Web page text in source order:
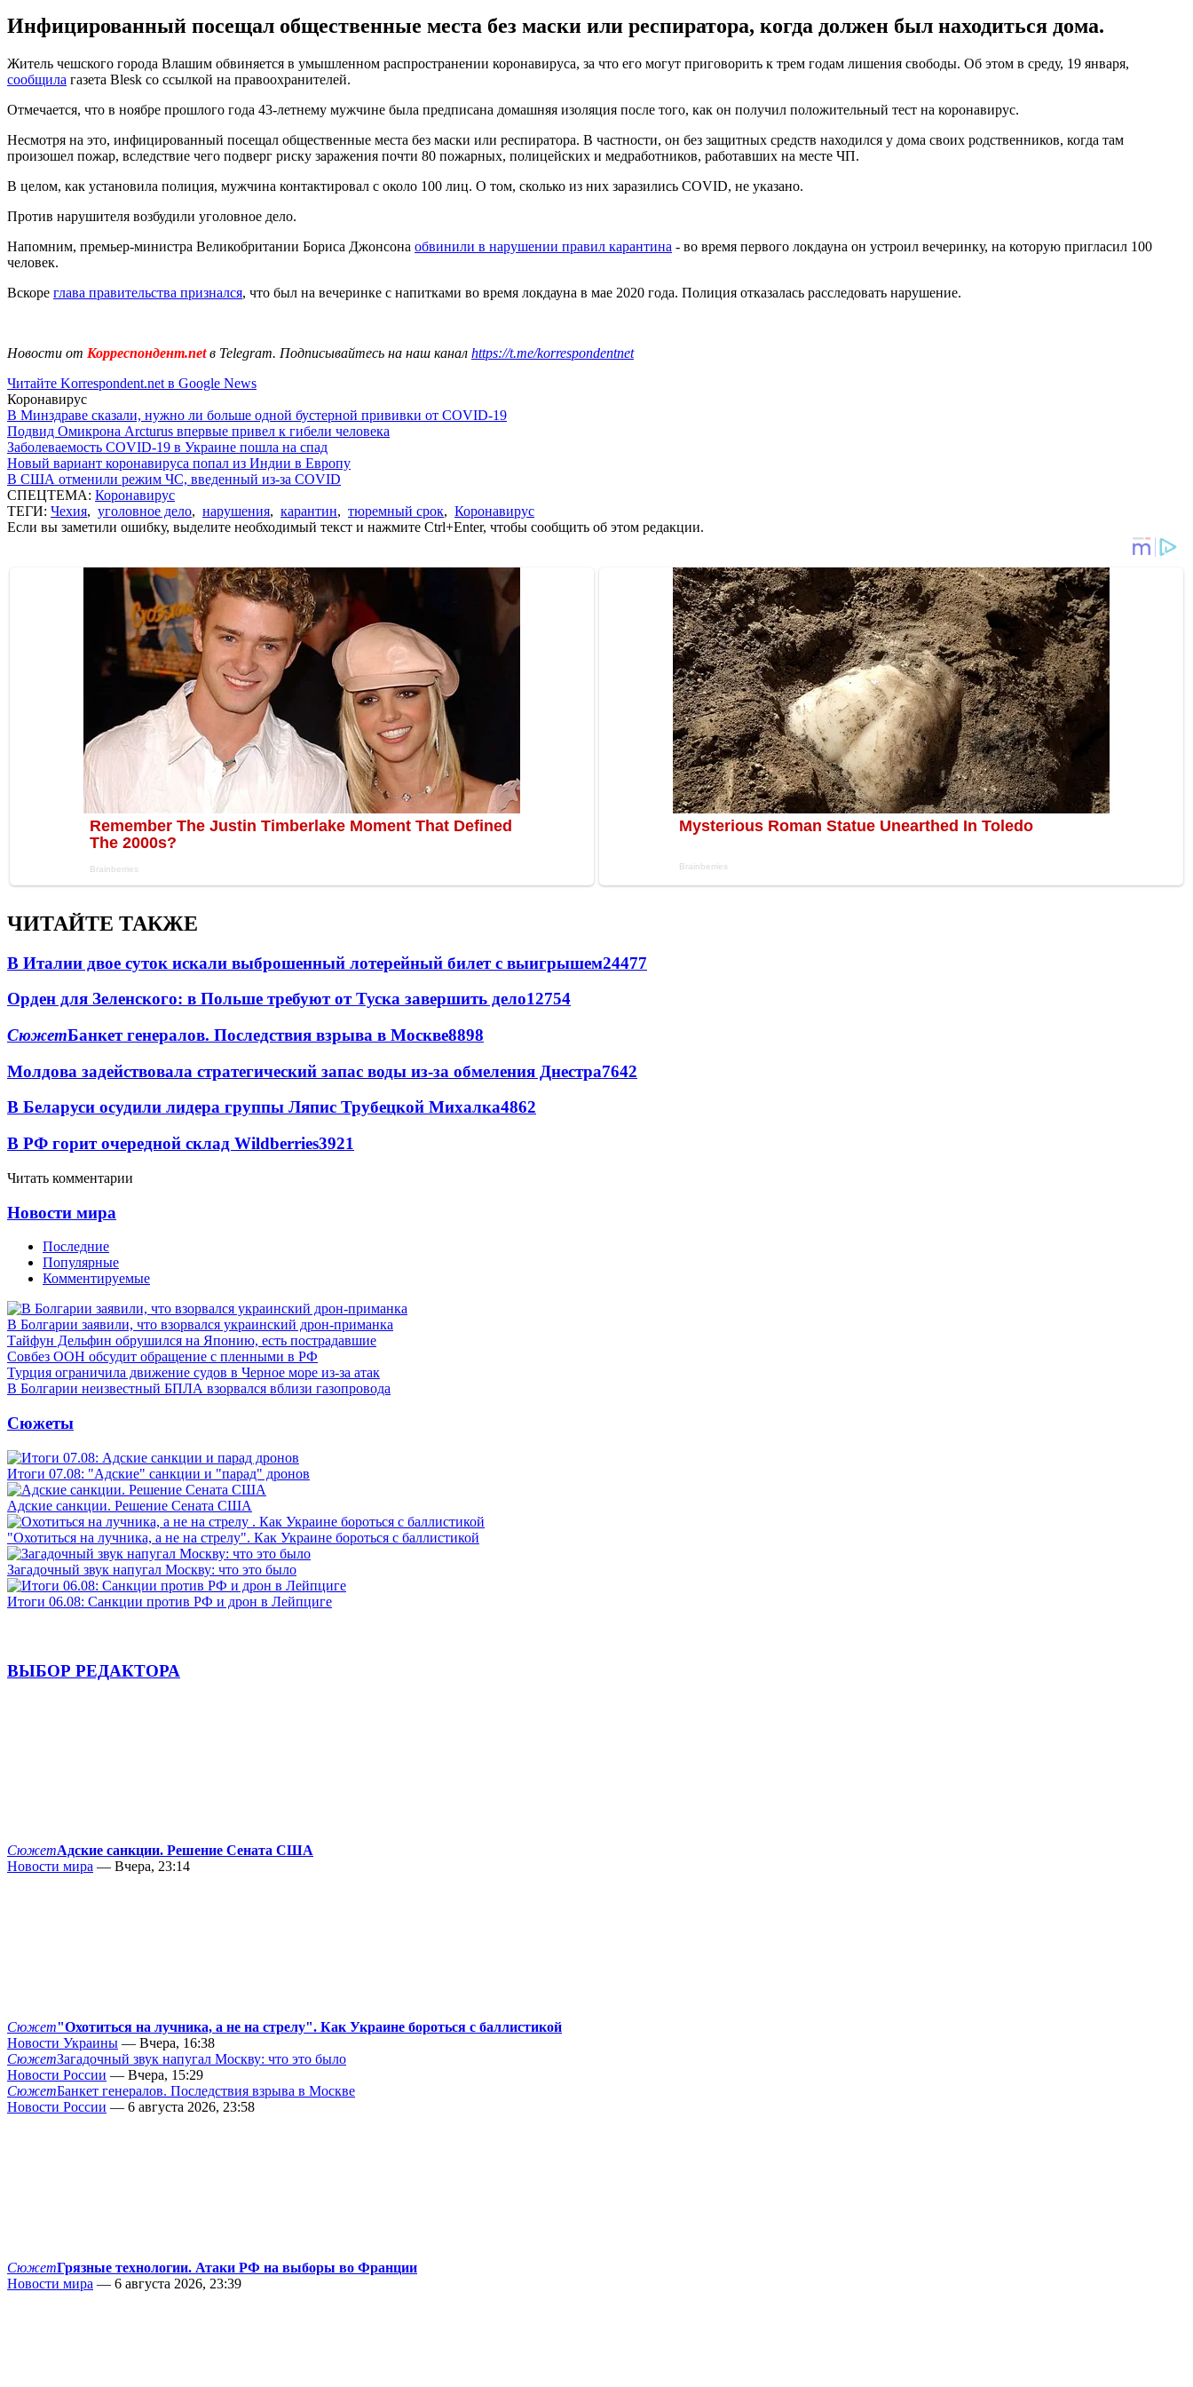
Инфицированный посещал общественные места без маски или респиратора, когда должен был находиться дома.
Житель чешского города Влашим обвиняется в умышленном распространении коронавируса, за что его могут приговорить к трем годам лишения свободы. Об этом в среду, 19 января,
сообщила газета Вlesk со ссылкой на правоохранителей.
Отмечается, что в ноябре прошлого года 43-летнему мужчине была предписана домашняя изоляция после того, как он получил положительный тест на коронавирус.
Несмотря на это, инфицированный посещал общественные места без маски или респиратора. В частности, он без защитных средств находился у дома своих родственников, когда там
произошел пожар, вследствие чего подверг риску заражения почти 80 пожарных, полицейских и медработников, работавших на месте ЧП.
В целом, как установила полиция, мужчина контактировал с около 100 лиц. О том, сколько из них заразились COVID, не указано.
Против нарушителя возбудили уголовное дело.
Напомним, премьер-министра Великобритании Бориса Джонсона обвинили в нарушении правил карантина - во время первого локдауна он устроил вечеринку, на которую пригласил 100
человек.
Вскоре глава правительства признался, что был на вечеринке с напитками во время локдауна в мае 2020 года. Полиция отказалась расследовать нарушение.
Новости от Корреспондент.netв Telegram. Подписывайтесь на наш канал https://t.me/korrespondentnet
Читайте Korrespondent.net в Google News
Коронавирус
В Минздраве сказали, нужно ли больше одной бустерной прививки от COVID-19
Подвид Омикрона Arcturus впервые привел к гибели человека
Заболеваемость COVID-19 в Украине пошла на спад
Новый вариант коронавируса попал из Индии в Европу
В США отменили режим ЧС, введенный из-за COVID
СПЕЦТЕМА: Коронавирус
ТЕГИ: Чехия, уголовное дело, нарушения, карантин, тюремный срок, Коронавирус
Если вы заметили ошибку, выделите необходимый текст и нажмите Ctrl+Enter, чтобы сообщить об этом редакции.
ЧИТАЙТЕ ТАКЖЕ
В Италии двое суток искали выброшенный лотерейный билет с выигрышем24477
Орден для Зеленского: в Польше требуют от Туска завершить дело12754
СюжетБанкет генералов. Последствия взрыва в Москве8898
Молдова задействовала стратегический запас воды из-за обмеления Днестра7642
В Беларуси осудили лидера группы Ляпис Трубецкой Михалка4862
В РФ горит очередной склад Wildberries3921
Читать комментарии
Новости мира
Последние
Популярные
Комментируемые
В Болгарии заявили, что взорвался украинский дрон-приманка
Тайфун Дельфин обрушился на Японию, есть пострадавшие
Совбез ООН обсудит обращение с пленными в РФ
Турция ограничила движение судов в Черное море из-за атак
В Болгарии неизвестный БПЛА взорвался вблизи газопровода
Сюжеты
Итоги 07.08: "Адские" санкции и "парад" дронов
Адские санкции. Решение Сената США
"Охотиться на лучника, а не на стрелу". Как Украине бороться с баллистикой
Загадочный звук напугал Москву: что это было
Итоги 06.08: Санкции против РФ и дрон в Лейпциге
ВЫБОР РЕДАКТОРА
СюжетАдские санкции. Решение Сената США
Новости мира — Вчера, 23:14
Сюжет"Охотиться на лучника, а не на стрелу". Как Украине бороться с баллистикой
Новости Украины — Вчера, 16:38
СюжетЗагадочный звук напугал Москву: что это было
Новости России — Вчера, 15:29
СюжетБанкет генералов. Последствия взрыва в Москве
Новости России — 6 августа 2026, 23:58
СюжетГрязные технологии. Атаки РФ на выборы во Франции
Новости мира — 6 августа 2026, 23:39